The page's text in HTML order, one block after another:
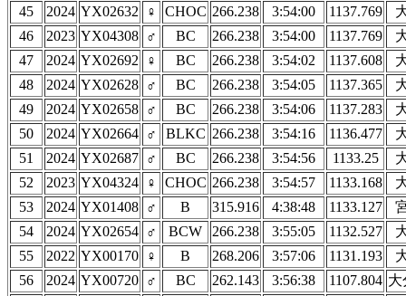
45
2024 YX02632 ♀ CHOC 266.238 3:54:00 1137.769
46
2023 YX04308 ♂ BC 266.238 3:54:00 1137.769
47
2024 YX02692 ♀ BC 266.238 3:54:02 1137.608
48
2024 YX02628 ♂ BC 266.238 3:54:05 1137.365
49
2024 YX02658 ♂ BC 266.238 3:54:06 1137.283
50
2024 YX02664 ♂ BLKC 266.238 3:54:16 1136.477
51
2024 YX02687 ♂ BC 266.238 3:54:56 1133.25
52
2023 YX04324 ♀ CHOC 266.238 3:54:57 1133.168
53
2024 YX01408 ♂ B 315.916 4:38:48 1133.127
54
2024 YX02654 ♂ BCW 266.238 3:55:05 1132.527
55
2022 YX00170 ♀ B 268.206 3:57:06 1131.193
56
2024 YX00720 ♂ BC 262.143 3:56:38 1107.804 大